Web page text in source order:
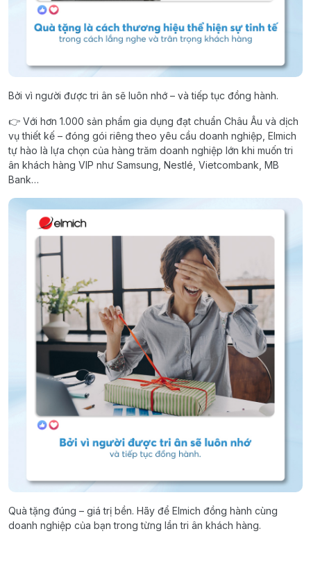
Bởi vì người được tri ân sẽ luôn nhớ – và tiếp tục đồng hành.
👉 Với hơn 1.000 sản phẩm gia dụng đạt chuẩn Châu Âu và dịch
vụ thiết kế – đóng gói riêng theo yêu cầu doanh nghiệp, Elmich
tự hào là lựa chọn của hàng trăm doanh nghiệp lớn khi muốn tri
ân khách hàng VIP như Samsung, Nestlé, Vietcombank, MB
Bank…
Quà tặng đúng – giá trị bền. Hãy để Elmich đồng hành cùng
doanh nghiệp của bạn trong từng lần tri ân khách hàng.